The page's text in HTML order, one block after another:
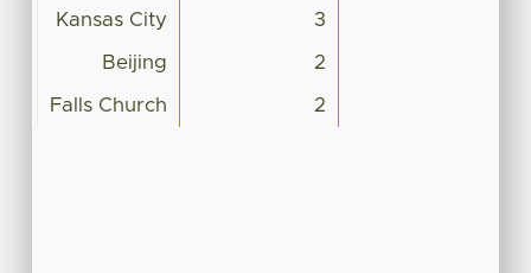
Kansas City 3
Beijing 2
Falls Church 2